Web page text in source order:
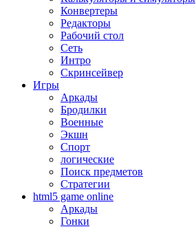
Конвертеры
Редакторы
Рабочий стол
Сеть
Интро
Скринсейвер
Игры
Аркады
Бродилки
Военные
Экшн
Спорт
логические
Поиск предметов
Стратегии
html5 game online
Аркады
Гонки